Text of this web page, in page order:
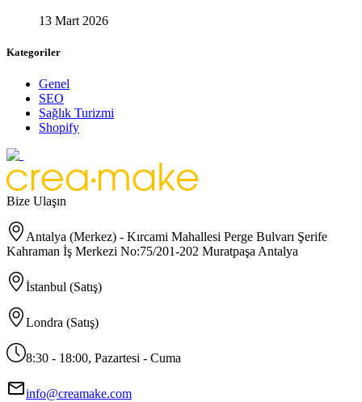
13 Mart 2026
Kategoriler
Genel
SEO
Sağlık Turizmi
Shopify
Bize Ulaşın
Antalya (Merkez) - Kırcami Mahallesi Perge Bulvarı Şerife
Kahraman İş Merkezi No:75/201-202 Muratpaşa Antalya
İstanbul (Satış)
Londra (Satış)
8:30 - 18:00, Pazartesi - Cuma
info@creamake.com